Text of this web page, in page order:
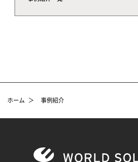
ホーム ＞ 事例紹介